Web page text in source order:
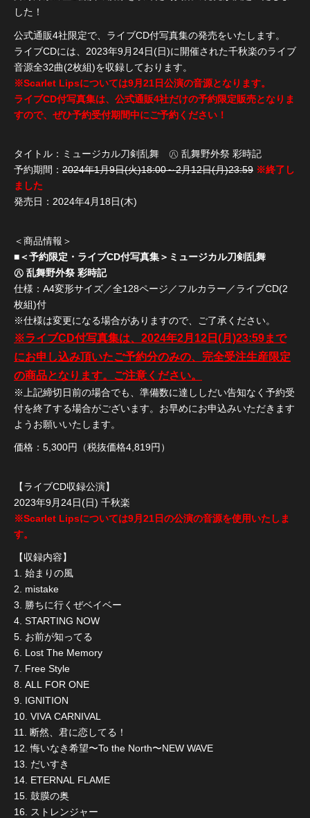
した！
公式通販4社限定で、ライブCD付写真集の発売をいたします。
ライブCDには、2023年9月24日(日)に開催された千秋楽のライブ
音源全32曲(2枚組)を収録しております。
※Scarlet Lipsについては9月21日公演の音源となります。
ライブCD付写真集は、公式通販4社だけの予約限定販売となりま
すので、ぜひ予約受付期間中にご予約ください！
タイトル：ミュージカル刀剣乱舞 ㊇ 乱舞野外祭 彩時記
予約期間： 2024年1月9日(火)18:00～2月12日(月)23:59 ※終了し
ました
発売日：2024年4月18日(木)
＜商品情報＞
■＜予約限定・ライブCD付写真集＞ミュージカル刀剣乱舞
㊇ 乱舞野外祭 彩時記
仕様：A4変形サイズ／全128ページ／フルカラー／ライブCD(2
枚組)付
※仕様は変更になる場合がありますので、ご了承ください。
※ライブCD付写真集は、2024年2月12日(月)23:59まで
にお申し込み頂いたご予約分のみの、完全受注生産限定
の商品となります。ご注意ください。
※上記締切日前の場合でも、準備数に達ししだい告知なく予約受
付を終了する場合がございます。お早めにお申込みいただきます
ようお願いいたします。
価格：5,300円（税抜価格4,819円）
【ライブCD収録公演】
2023年9月24日(日) 千秋楽
※Scarlet Lipsについては9月21日の公演の音源を使用いたしま
す。
【収録内容】
1. 始まりの風
2. mistake
3. 勝ちに行くぜベイベー
4. STARTING NOW
5. お前が知ってる
6. Lost The Memory
7. Free Style
8. ALL FOR ONE
9. IGNITION
10. VIVA CARNIVAL
11. 断然、君に恋してる！
12. 悔いなき希望〜To the North〜NEW WAVE
13. だいすき
14. ETERNAL FLAME
15. 鼓膜の奥
16. ストレンジャー